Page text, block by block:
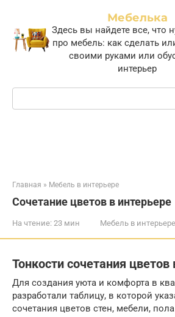
контенту
Мебелька
Здесь вы найдете все, что
про мебель: как сделать
своими руками или
интерьер
Поиск:
Главная » Мебель в интерьере
Сочетание цветов в интерьере
На чтение: 23 мин Мебель в интерьере
Тонкости сочетания цветов
Для создания уюта и комфорта в
разработали таблицу, в которой
сочетания цветов стен, мебели,